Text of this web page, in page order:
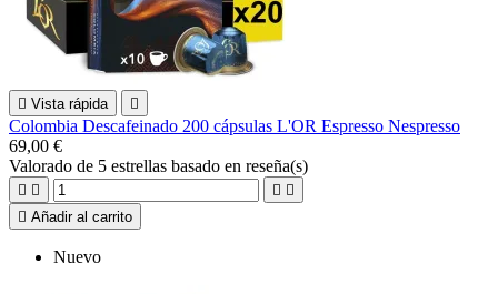
 Vista rápida 
Colombia Descafeinado 200 cápsulas L'OR Espresso Nespresso
69,00 €
Valorado de 5 estrellas basado en reseña(s)
   
 Añadir al carrito
Nuevo